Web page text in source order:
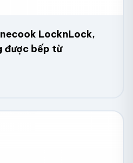
LocknLock,
được bếp từ